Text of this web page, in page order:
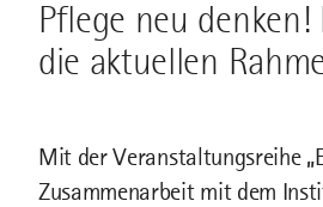
Pflege neu
die aktuellen
Mit der Veranstaltungsreihe
Zusammenarbeit mit dem